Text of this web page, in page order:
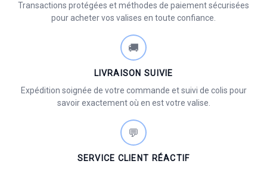
Transactions protégées et méthodes de paiement sécurisées
pour acheter vos valises en toute confiance.
🚚
LIVRAISON SUIVIE
Expédition soignée de votre commande et suivi de colis pour
savoir exactement où en est votre valise.
💬
SERVICE CLIENT RÉACTIF